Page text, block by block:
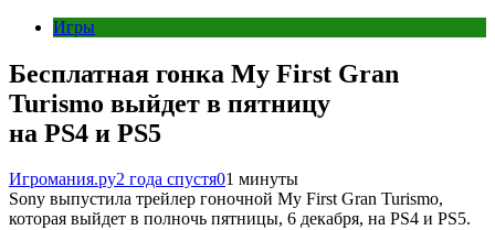
Игры
Бесплатная гонка My First Gran
Turismo выйдет в пятницу
на PS4 и PS5
Игромания.ру2 года спустя01 минуты
Sony выпустила трейлер гоночной My First Gran Turismo,
которая выйдет в полночь пятницы, 6 декабря, на PS4 и PS5.